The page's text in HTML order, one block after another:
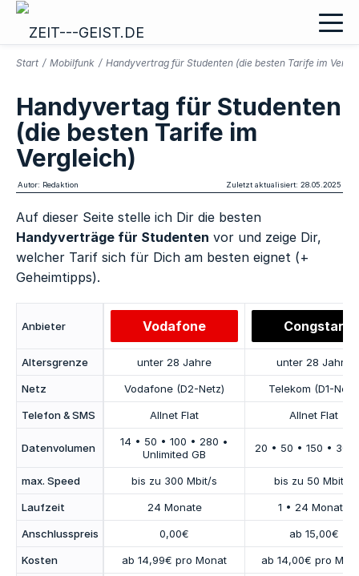
Start / Mobilfunk / Handyvertrag für Studenten (die besten Tarife im
Handyvertag für Studenten
(die besten Tarife im
Vergleich)
Autor: Redaktion Zuletzt aktualisiert: 28.05.2025
Auf dieser Seite stelle ich Dir die besten
Handyverträge für Studenten vor und zeige Dir,
welcher Tarif sich für Dich am besten eignet (+
Geheimtipps).
Anbieter Vodafone Congstar
Altersgrenze unter 28 Jahre unter 28 Jahre
Netz Vodafone (D2-Netz) Telekom (D1-Netz)
Telefon & SMS Allnet Flat Allnet Flat
Datenvolumen
14 • 50 • 100 • 280 •
Unlimited GB
20 • 50 • 150 • 300
max. Speed bis zu 300 Mbit/s bis zu 50 Mbit/s
Laufzeit 24 Monate 1 • 24 Monate
Anschlusspreis 0,00€ ab 15,00€
Kosten ab 14,99€ pro Monat ab 14,00€ pro